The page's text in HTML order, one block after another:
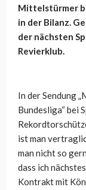
Mittelstürmer
in der Bilanz.
der nächsten
Revierklub.
In der Sendung
Bundesliga“ bei
ist man
man nicht so
dass ich
Kontrakt mit